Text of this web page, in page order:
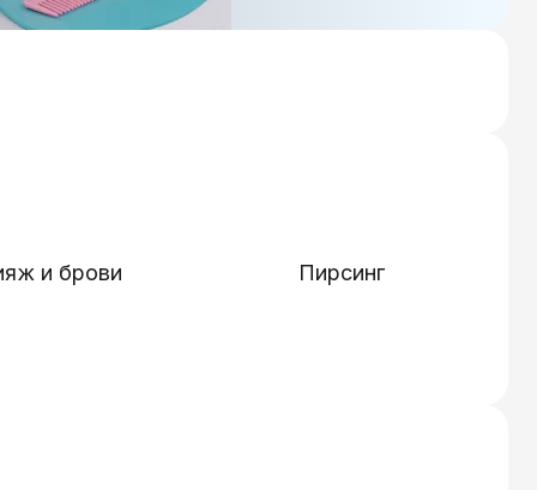
и брови Пирсинг